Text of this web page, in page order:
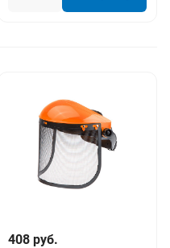
408 руб.